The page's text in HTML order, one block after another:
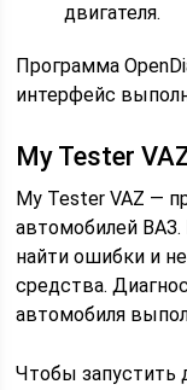
двигателя.
Программа
интерфейс
My Tester
My Tester VAZ —
автомобилей
найти ошибки и
средства.
автомобиля
Чтобы запустить